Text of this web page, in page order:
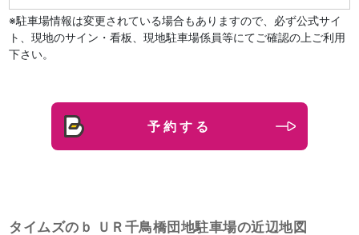
※駐車場情報は変更されている場合もありますので、必ず公式サイ
ト、現地のサイン・看板、現地駐車場係員等にてご確認の上ご利用
下さい。
予約する
タイムズのｂ ＵＲ千鳥橋団地駐車場の近辺地図